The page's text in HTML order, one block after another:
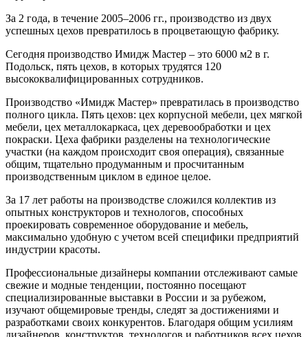
За 2 года, в течение 2005–2006 гг., производство из двух
успешных цехов превратилось в процветающую фабрику.
Сегодня производство Имидж Мастер – это 6000 м2 в г.
Подольск, пять цехов, в которых трудятся 120
высококвалифицированных сотрудников.
Производство «Имидж Мастер» превратилась в производство
полного цикла. Пять цехов: цех корпусной мебели, цех мягкой
мебели, цех металлокаркаса, цех деревообработки и цех
покраски. Цеха фабрики разделены на технологические
участки (на каждом происходит своя операция), связанные
общим, тщательно продуманным и просчитанным
производственным циклом в единое целое.
За 17 лет работы на производстве сложился коллектив из
опытных конструкторов и технологов, способных
проекировать современное оборудование и мебель,
максимально удобную с учетом всей специфики предприятий
индустрии красоты.
Профессиональные дизайнеры компании отслеживают самые
свежие и модные тенденции, постоянно посещают
специализированные выставки в России и за рубежом,
изучают общемировые тренды, следят за достижениями и
разработками своих конкурентов. Благодаря общим усилиям
дизайнеров, конструктов, технологов и работников всех цехов